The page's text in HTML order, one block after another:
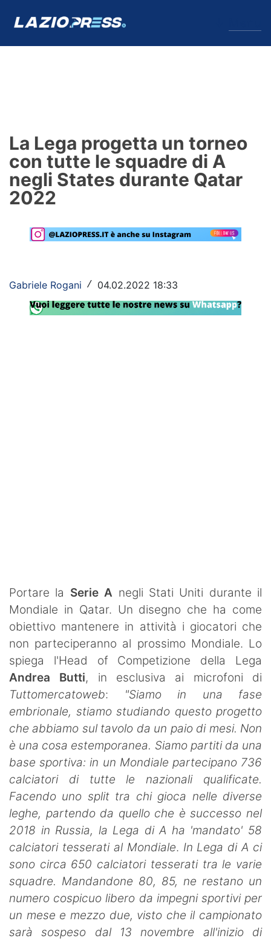
Formello
Infortuni
Primavera
Calciomercato
Rassegna Lazio
Social
La Lega progetta un torneo
con tutte le squadre di A
negli States durante Qatar
2022
Gabriele Rogani / 04.02.2022 18:33
Portare la Serie A negli Stati Uniti durante il
Mondiale in Qatar. Un disegno che ha come
obiettivo mantenere in attività i giocatori che
non parteciperanno al prossimo Mondiale. Lo
spiega l'Head of Competizione della Lega
Andrea Butti, in esclusiva ai microfoni di
Tuttomercatoweb:
"Siamo in una fase
embrionale, stiamo studiando questo progetto
che abbiamo sul tavolo da un paio di mesi. Non
è una cosa estemporanea. Siamo partiti da una
base sportiva: in un Mondiale partecipano 736
calciatori di tutte le nazionali qualificate.
Facendo uno split tra chi gioca nelle diverse
leghe, partendo da quello che è successo nel
2018 in Russia, la Lega di A ha 'mandato' 58
calciatori tesserati al Mondiale. In Lega di A ci
sono circa 650 calciatori tesserati tra le varie
squadre. Mandandone 80, 85, ne restano un
numero cospicuo libero da impegni sportivi per
un mese e mezzo due, visto che il campionato
sarà sospeso dal 13 novembre all'inizio di